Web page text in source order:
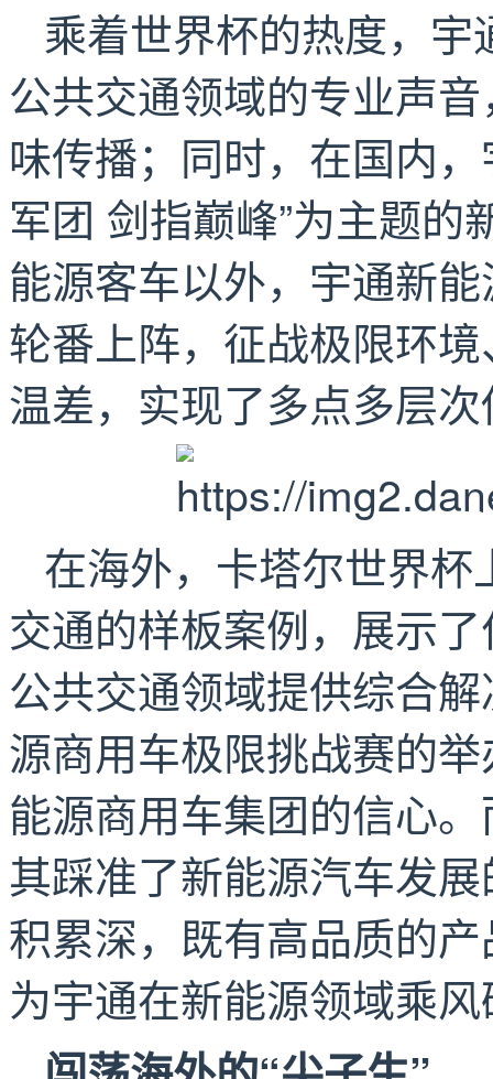
乘着世界杯的热度，
公共交通领域的专业声
味传播；同时，在国内
军团 剑指巅峰”为主题
能源客车以外，宇通新
轮番上阵，征战极限环
温差，实现了多点多层
在海外，卡塔尔世界
交通的样板案例，展示
公共交通领域提供综合
源商用车极限挑战赛的
能源商用车集团的信心
其踩准了新能源汽车发
积累深，既有高品质的
为宇通在新能源领域乘